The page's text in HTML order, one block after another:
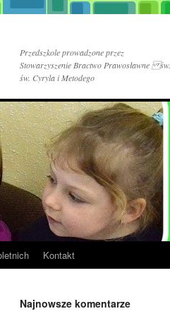
Przedszkole prowadzone przez
Stowarzyszenie Bractwo Prawosławne św.
św. Cyryla i Metodego
Kontakt
Najnowsze komentarze